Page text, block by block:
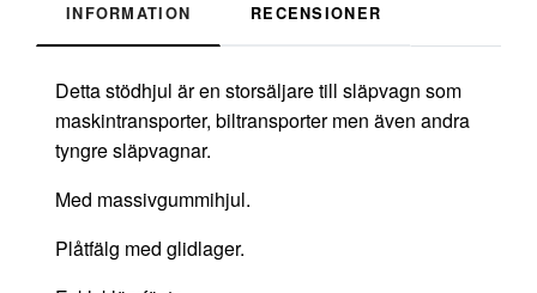
INFORMATION RECENSIONER
Detta stödhjul är en storsäljare till släpvagn som
maskintransporter, biltransporter men även andra
tyngre släpvagnar.
Med massivgummihjul.
Plåtfälg med glidlager.